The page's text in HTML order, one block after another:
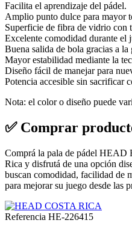
Facilita el aprendizaje del pádel.
Amplio punto dulce para mayor
Superficie de fibra de vidrio con
Excelente comodidad durante el
Buena salida de bola gracias a
Mayor estabilidad mediante la
Diseño fácil de manejar para
Potencia accesible sin sacrificar
Nota: el color o diseño puede
✅ Comprar
Comprá la pala de pádel HEAD
Rica y disfrutá de una opción
buscan comodidad, facilidad de
para mejorar su juego desde las
Referencia HE-226415